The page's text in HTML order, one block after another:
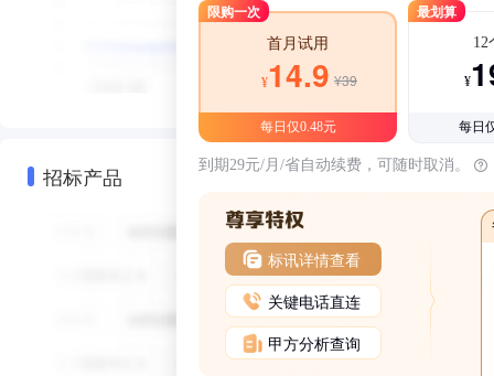
招标产品
限购一次
首月试用
¥14.9 ¥39
每日仅0.48元
最划算
12
¥
每日
到期29元/月/省自动续费，可随时取消。
标讯详情查看
关键电话直连
甲方分析查询